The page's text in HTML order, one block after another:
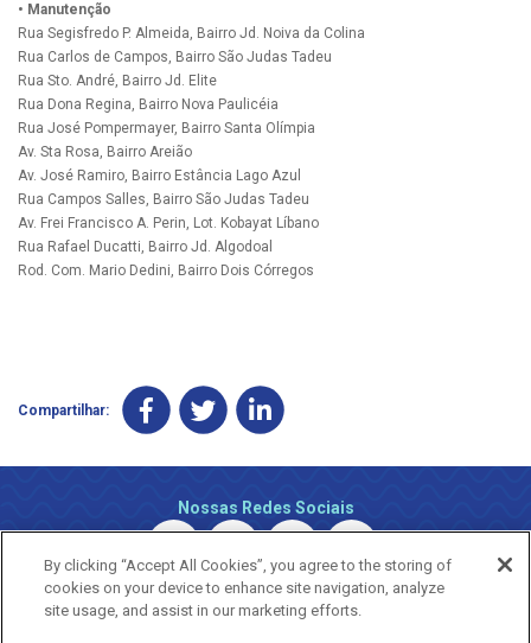
• Manutenção
Rua Segisfredo P. Almeida, Bairro Jd. Noiva da Colina
Rua Carlos de Campos, Bairro São Judas Tadeu
Rua Sto. André, Bairro Jd. Elite
Rua Dona Regina, Bairro Nova Paulicéia
Rua José Pompermayer, Bairro Santa Olímpia
Av. Sta Rosa, Bairro Areião
Av. José Ramiro, Bairro Estância Lago Azul
Rua Campos Salles, Bairro São Judas Tadeu
Av. Frei Francisco A. Perin, Lot. Kobayat Líbano
Rua Rafael Ducatti, Bairro Jd. Algodoal
Rod. Com. Mario Dedini, Bairro Dois Córregos
Compartilhar:
Nossas Redes Sociais
By clicking “Accept All Cookies”, you agree to the storing of
cookies on your device to enhance site navigation, analyze
site usage, and assist in our marketing efforts.